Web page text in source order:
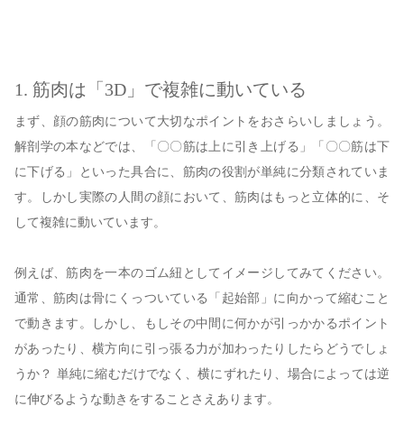
1. 筋肉は「3D」で複雑に動いている
まず、顔の筋肉について大切なポイントをおさらいしましょう。
解剖学の本などでは、「〇〇筋は上に引き上げる」「〇〇筋は下
に下げる」といった具合に、筋肉の役割が単純に分類されていま
す。しかし実際の人間の顔において、筋肉はもっと立体的に、そ
して複雑に動いています。
例えば、筋肉を一本のゴム紐としてイメージしてみてください。
通常、筋肉は骨にくっついている「起始部」に向かって縮むこと
で動きます。しかし、もしその中間に何かが引っかかるポイント
があったり、横方向に引っ張る力が加わったりしたらどうでしょ
うか？ 単純に縮むだけでなく、横にずれたり、場合によっては逆
に伸びるような動きをすることさえあります。